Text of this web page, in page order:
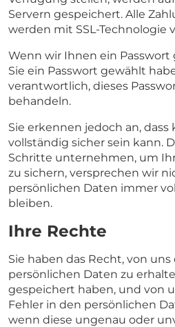
Servern gespeichert. Alle
werden mit SSL-Technologie
Wenn wir Ihnen ein
Sie ein Passwort gewählt
verantwortlich, dieses
behandeln.
Sie erkennen jedoch an, dass
vollständig sicher sein kann.
Schritte unternehmen, um
zu sichern, versprechen wir
persönlichen Daten immer
bleiben.
Ihre Rechte
Sie haben das Recht, von
persönlichen Daten zu
gespeichert haben, und von
Fehler in den persönlichen
wenn diese ungenau oder